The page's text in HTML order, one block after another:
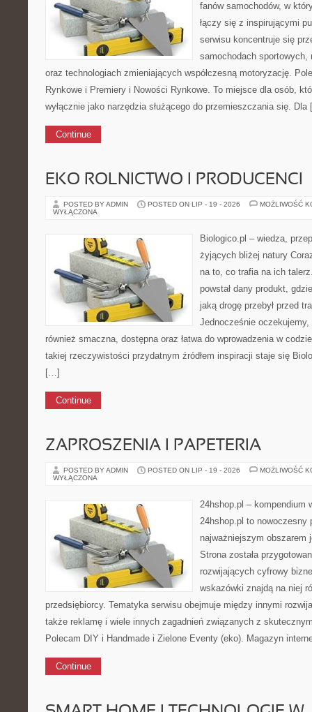
fanów samochodów, w
łączy się z inspirującymi
serwisu koncentruje się
samochodach
oraz technologiach zmieniających współczesną motoryzację.
Rynkowe i Premiery i Nowości Rynkowe. To miejsce dla osób,
wyłącznie jako narzędzia służącego do przemieszczania się.
Continue
EKO ROLNICTWO I PRODUCENCI
POSTED BY ADMIN POSTED ON LIP - 19 - 2026
MOŻLIWOŚĆ
WYŁĄCZONA
Biologico.pl – wiedza,
żyjących bliżej natury
na to, co trafia na ich
powstał dany produkt,
jaką drogę przebył przed
Jednocześnie
również smaczna, dostępna oraz łatwa do wprowadzenia w
takiej rzeczywistości przydatnym źródłem inspiracji staje się
[…]
Continue
ZAPROSZENIA I PAPETERIA
POSTED BY ADMIN POSTED ON LIP - 19 - 2026
MOŻLIWOŚĆ
WYŁĄCZONA
24hshop.pl – kompendium
24hshop.pl to nowoczesny
najważniejszym obszarem
Strona została
rozwijających cyfrowy
wskazówki znajdą na niej
przedsiębiorcy. Tematyka serwisu obejmuje między innymi
także reklamę i wiele innych zagadnień związanych z
Polecam DIY i Handmade i Zielone Eventy (eko). Magazyn
Continue